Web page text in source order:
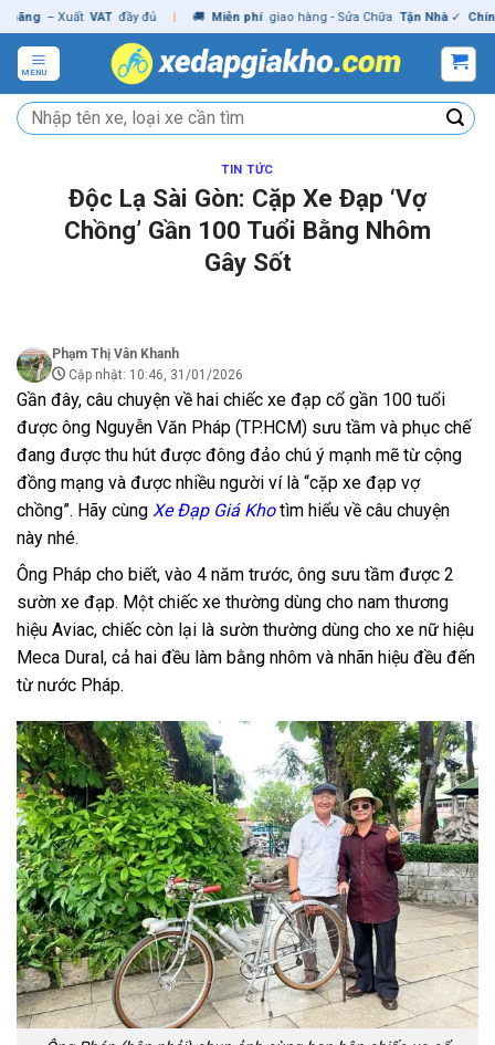
Skip
to
content
– Xuất VAT đầy đủ | 🚚 Miễn phí giao hàng - Sửa Chữa Tận Nhà ✓ Chính
MENU
Tìm
kiếm:
TIN TỨC
Độc Lạ Sài Gòn: Cặp Xe Đạp ‘Vợ
Chồng’ Gần 100 Tuổi Bằng Nhôm
Gây Sốt
Phạm Thị Vân Khanh
Cập nhật: 10:46, 31/01/2026
Gần đây, câu chuyện về hai chiếc xe đạp cổ gần 100 tuổi
được ông Nguyễn Văn Pháp (TP.HCM) sưu tầm và phục chế
đang được thu hút được đông đảo chú ý mạnh mẽ từ cộng
đồng mạng và được nhiều người ví là “cặp xe đạp vợ
chồng”. Hãy cùng Xe Đạp Giá Khotìm hiểu về câu chuyện
này nhé.
Ông Pháp cho biết, vào 4 năm trước, ông sưu tầm được 2
sườn xe đạp. Một chiếc xe thường dùng cho nam thương
hiệu Aviac, chiếc còn lại là sườn thường dùng cho xe nữ hiệu
Meca Dural, cả hai đều làm bằng nhôm và nhãn hiệu đều đến
từ nước Pháp.